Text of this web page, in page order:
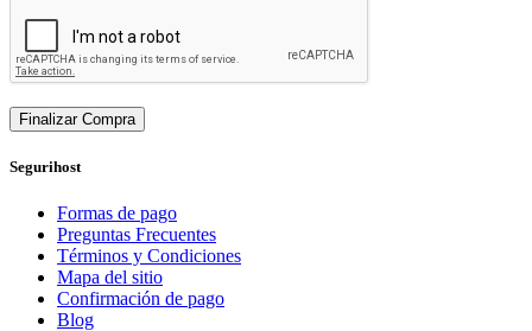
Finalizar Compra
Segurihost
Formas de pago
Preguntas Frecuentes
Términos y Condiciones
Mapa del sitio
Confirmación de pago
Blog